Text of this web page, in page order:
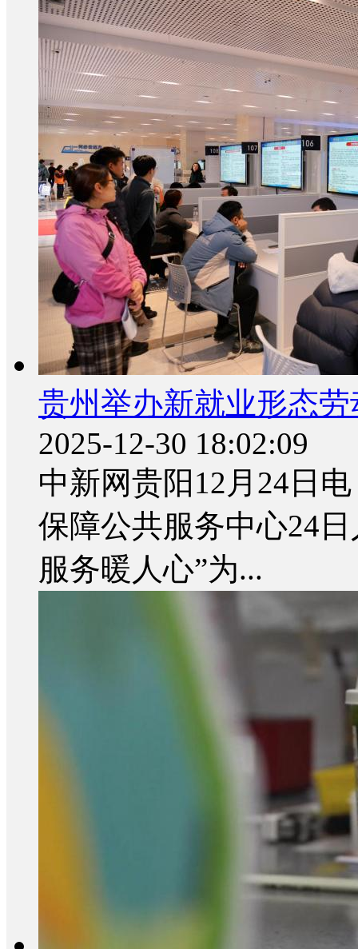
贵州举办新就业形态
2025-12-30 18:02:09
中新网贵阳12月24日
保障公共服务中心24
服务暖人心”为...